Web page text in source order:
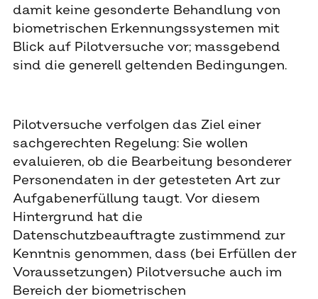
damit keine gesonderte Behandlung von
biometrischen Erkennungssystemen mit
Blick auf Pilotversuche vor; massgebend
sind die generell geltenden Bedingungen.
Pilotversuche verfolgen das Ziel einer
sachgerechten Regelung: Sie wollen
evaluieren, ob die Bearbeitung besonderer
Personendaten in der getesteten Art zur
Aufgabenerfüllung taugt. Vor diesem
Hintergrund hat die
Datenschutzbeauftragte zustimmend zur
Kenntnis genommen, dass (bei Erfüllen der
Voraussetzungen) Pilotversuche auch im
Bereich der biometrischen